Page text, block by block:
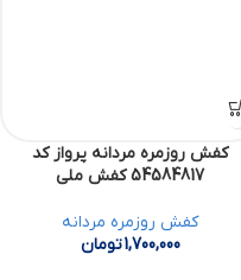
کفش روزمره مردانه پرواز کد
54584817 کفش ملی
کفش روزمره مردانه
1,700,000تومان